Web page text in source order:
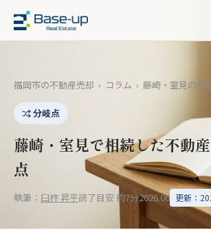
福岡市の不動産売却 › コラム › 藤崎・室見の相
分岐点
藤崎・室見で相続した不動
点
執筆： 臼杵 昇平読了目安 約7分2026.06 更新：